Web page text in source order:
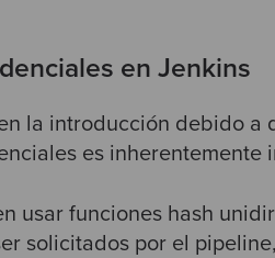
en Jenkins
la introducción debido a
es inherentemente
usar funciones hash
solicitados por el